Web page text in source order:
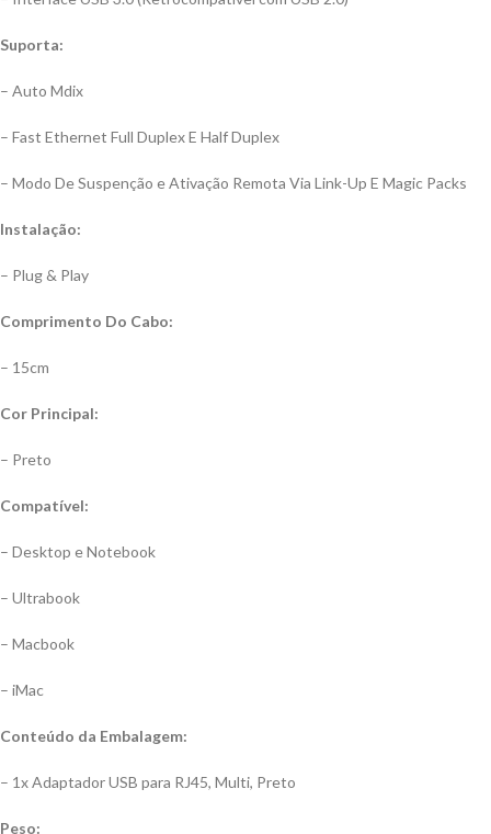
Suporta:
– Auto Mdix
– Fast Ethernet Full Duplex E Half Duplex
– Modo De Suspenção e Ativação Remota Via Link-Up E Magic Packs
Instalação:
– Plug & Play
Comprimento Do Cabo:
– 15cm
Cor Principal:
– Preto
Compatível:
– Desktop e Notebook
– Ultrabook
– Macbook
– iMac
Conteúdo da Embalagem:
– 1x Adaptador USB para RJ45, Multi, Preto
Peso: